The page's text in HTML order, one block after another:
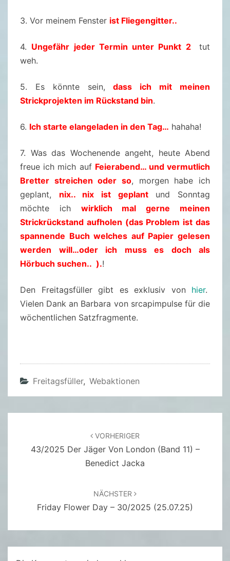
Ü
L
–
2
.
7
.
0
5
3. Vor meinem Fenster ist Fliegengitter..
4. Ungefähr jeder Termin unter Punkt 2
tut
weh.
5. Es könnte sein,dass ich mit meinen
Strickprojekten im Rückstand bin.
6. Ich starte elangeladen in den Tag… hahaha!
7. Was das Wochenende angeht, heute Abend
freue ich mich auf Feierabend… und vermutlich
Bretter streichen oder so, morgen habe ich
geplant, nix.. nix ist geplantund Sonntag
möchte ich wirklich mal gerne meinen
Strickrückstand aufholen (das Problem ist das
spannende Buch welches auf Papier gelesen
werden will…oder ich muss es doch als
Hörbuch suchen.. ).!
Den Freitagsfüller gibt es exklusiv von hier.
Vielen Dank an Barbara von srcapimpulse für die
wöchentlichen Satzfragmente.
Freitagsfüller, Webaktionen
VORHERIGER
43/2025 Der Jäger Von London (Band 11) –
Benedict Jacka
NÄCHSTER
Friday Flower Day – 30/2025 (25.07.25)